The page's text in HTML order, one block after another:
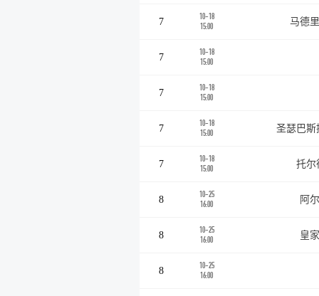
7
10-18
15:00
马德
7
10-18
15:00
7
10-18
15:00
7
10-18
15:00
圣瑟巴斯
7
10-18
15:00
托尔
8
10-25
16:00
阿
8
10-25
16:00
皇
8
10-25
16:00